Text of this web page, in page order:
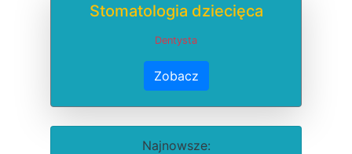
Stomatologia dziecięca
Dentysta
Zobacz
Najnowsze: